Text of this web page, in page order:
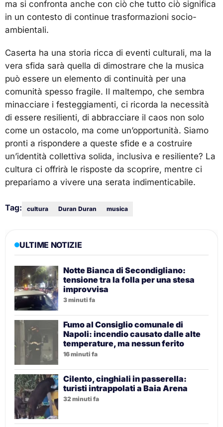
ma si confronta anche con ciò che tutto ciò significa
in un contesto di continue trasformazioni socio-
ambientali.
Caserta ha una storia ricca di eventi culturali, ma la
vera sfida sarà quella di dimostrare che la musica
può essere un elemento di continuità per una
comunità spesso fragile. Il maltempo, che sembra
minacciare i festeggiamenti, ci ricorda la necessità
di essere resilienti, di abbracciare il caos non solo
come un ostacolo, ma come un’opportunità. Siamo
pronti a rispondere a queste sfide e a costruire
un’identità collettiva solida, inclusiva e resiliente? La
cultura ci offrirà le risposte da scoprire, mentre ci
prepariamo a vivere una serata indimenticabile.
Tag: cultura Duran Duran musica
ULTIME NOTIZIE
Notte Bianca di Secondigliano:
tensione tra la folla per una stesa
improvvisa
3 minuti fa
Fumo al Consiglio comunale di
Napoli: incendio causato dalle alte
temperature, ma nessun ferito
16 minuti fa
Cilento, cinghiali in passerella:
turisti intrappolati a Baia Arena
32 minuti fa